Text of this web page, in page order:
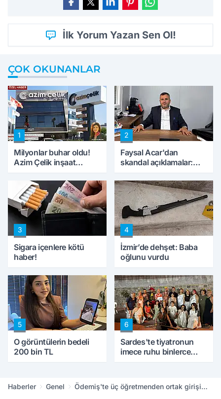
İlk Yorum Yazan Sen Ol!
ÇOK OKUNANLAR
1
Milyonlar buhar oldu!
Azim Çelik inşaat
konuştu
2
Faysal Acar'dan
skandal açıklamalar:
peynircilerimizi de
kıskaca aldı, müdahale
ettik'
3
Sigara içenlere kötü
haber!
4
İzmir’de dehşet: Baba
oğlunu vurdu
5
O görüntülerin bedeli
200 bin TL
6
Sardes'te tiyatronun
imece ruhu binlerce
Haberler Genel
Ödemiş'te üç öğretmenden ortak girişim: